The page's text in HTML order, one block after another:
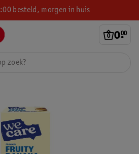
besteld, morgen in huis
0.
00